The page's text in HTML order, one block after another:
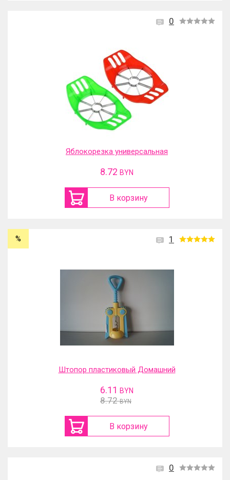
0
Яблокорезка универсальная
8.72 BYN
В корзину
1
%
Штопор пластиковый Домашний
6.11 BYN
8.72 BYN
В корзину
0